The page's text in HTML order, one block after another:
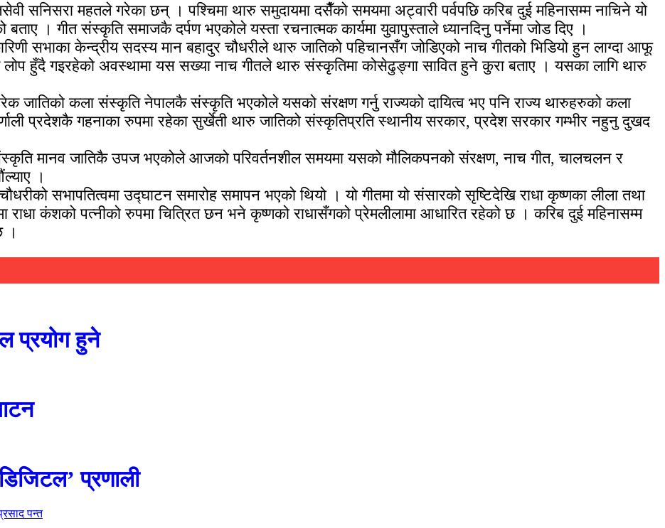
सनिसरा महतले गरेका छन् । पश्चिमा थारु समुदायमा दसैँको समयमा अट्वारी पर्वपछि करिब दुई महिनासम्म नाचिने यो
। गीत संस्कृति समाजकै दर्पण भएकोले यस्ता रचनात्मक कार्यमा युवापुस्ताले ध्यानदिनु पर्नेमा जोड दिए ।
सभाका केन्द्रीय सदस्य मान बहादुर चौधरीले थारु जातिको पहिचानसँग जोडिएको नाच गीतको भिडियो हुन लाग्दा आफू
हुँदै गइरहेको अवस्थामा यस सख्या नाच गीतले थारु संस्कृतिमा कोसेढुङ्गा सावित हुने कुरा बताए । यसका लागि थारु
जातिको कला संस्कृति नेपालकै संस्कृति भएकोले यसको संरक्षण गर्नु राज्यको दायित्व भए पनि राज्य थारुहरुको कला
प्रदेशकै गहनाका रुपमा रहेका सुर्खेती थारु जातिको संस्कृतिप्रति स्थानीय सरकार, प्रदेश सरकार गम्भीर नहुनु दुखद
मानव जातिकै उपज भएकोले आजको परिवर्तनशील समयमा यसको मौलिकपनको संरक्षण, नाच गीत, चालचलन र
।
सभापतित्वमा उद्घाटन समारोह समापन भएको थियो । यो गीतमा यो संसारको सृष्टिदेखि राधा कृष्णका लीला तथा
कंशको पत्नीको रुपमा चित्रित छन भने कृष्णको राधासँगको प्रेमलीलामा आधारित रहेको छ । करिब दुई महिनासम्म
।
प्रयोग हुने
प्रणाली